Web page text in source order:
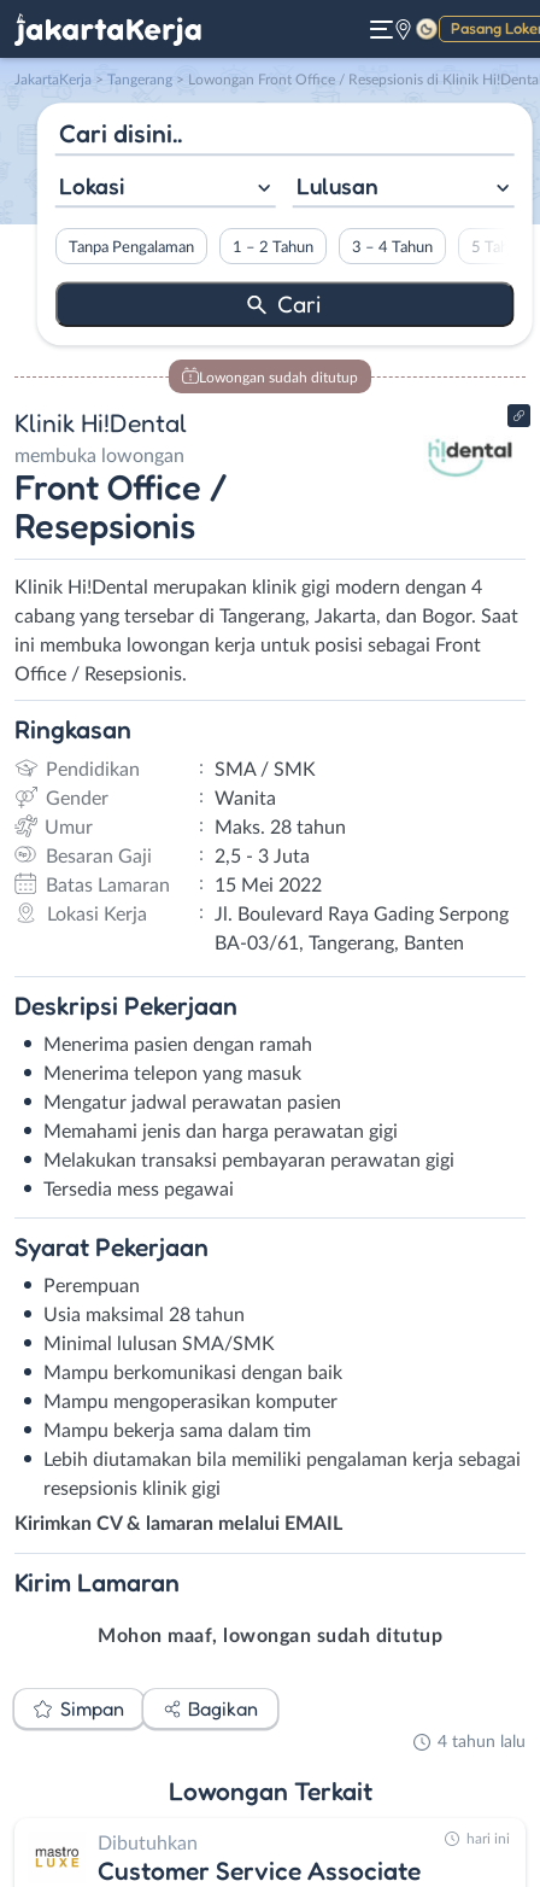
Pasang
Gelap
JakartaKerja > Tangerang > Lowongan Front Office / Resepsionis di Klinik
Lokasi Lulusan
Tanpa Pengalaman 1 – 2 Tahun 3 – 4 Tahun 5 Tahun
Lowongan sudah ditutup
Klinik Hi!Dental
membuka lowongan
Front Office /
Resepsionis
Klinik Hi!Dental merupakan klinik gigi modern dengan 4
cabang yang tersebar di Tangerang, Jakarta, dan Bogor. Saat
ini membuka lowongan kerja untuk posisi sebagai Front
Office / Resepsionis.
Ringkasan
Pendidikan :
SMA / SMK
Gender
:
Wanita
Umur
:
Maks. 28 tahun
Besaran Gaji
:
2,5 - 3 Juta
Batas Lamaran
:
15 Mei 2022
Lokasi Kerja
:
Jl. Boulevard Raya Gading Serpong
BA-03/61, Tangerang, Banten
Deskripsi Pekerjaan
Menerima pasien dengan ramah
Menerima telepon yang masuk
Mengatur jadwal perawatan pasien
Memahami jenis dan harga perawatan gigi
Melakukan transaksi pembayaran perawatan gigi
Tersedia mess pegawai
Syarat Pekerjaan
Perempuan
Usia maksimal 28 tahun
Minimal lulusan SMA/SMK
Mampu berkomunikasi dengan baik
Mampu mengoperasikan komputer
Mampu bekerja sama dalam tim
Lebih diutamakan bila memiliki pengalaman kerja sebagai
resepsionis klinik gigi
Kirimkan CV & lamaran melalui EMAIL
Kirim Lamaran
Mohon maaf, lowongan sudah ditutup
Simpan Bagikan
4 tahun lalu
Lowongan Terkait
Dibutuhkan
Customer Service Associate
hari ini